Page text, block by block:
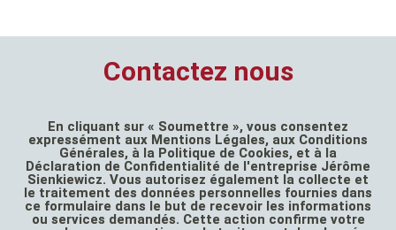
Contactez nous
En cliquant sur « Soumettre », vous consentez
expressément aux Mentions Légales, aux Conditions
Générales, à la Politique de Cookies, et à la
Déclaration de Confidentialité de l'entreprise Jérôme
Sienkiewicz. Vous autorisez également la collecte et
le traitement des données personnelles fournies dans
ce formulaire dans le but de recevoir les informations
ou services demandés. Cette action confirme votre